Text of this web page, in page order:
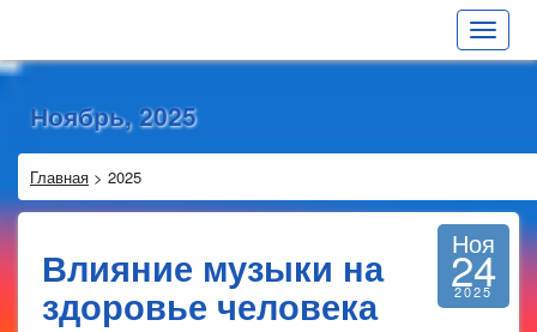
Toggle
Ноябрь, 2025
Главная > 2025
Влияние музыки на
здоровье человека
Ноя
24
2025